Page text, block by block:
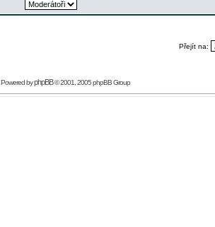
Přejít na:
Powered byphpBB© 2001, 2005 phpBB Group